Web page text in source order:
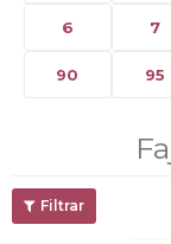
6 7
90 95